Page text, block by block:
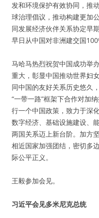
发和环境保护有效协同，推
球治理倡议，推动构建更加
同发展经济伙伴关系协定早
早日从中国对非洲建交国
马哈马热烈祝贺中国成功举
重大，彰显中国推动世界妇
同中国的友好关系历史悠久
“一带一路”框架下合作对加
行一个中国政策，致力于深
数字经济、基础设施建设、
两国关系迈上新台阶。加方
相近国家加强团结，密切多
际公平正义。
王毅参加会见。
习近平会见多米尼克总统